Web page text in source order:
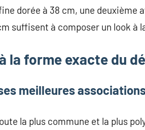
dorée à 38 cm, une deuxième
suffisent à composer un look à
la forme exacte du
meilleures
la plus commune et la plus